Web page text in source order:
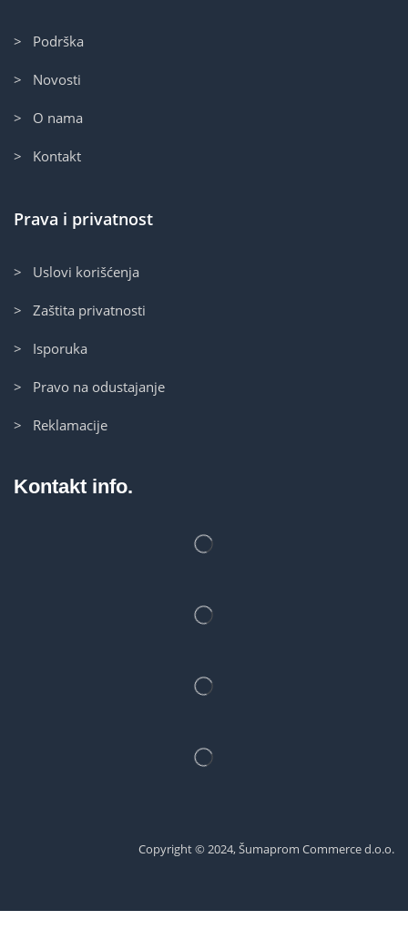
> Podrška
> Novosti
> O nama
> Kontakt
Prava i privatnost
> Uslovi korišćenja
> Zaštita privatnosti
> Isporuka
> Pravo na odustajanje
> Reklamacije
Kontakt info.
Copyright © 2024, Šumaprom Commerce d.o.o.